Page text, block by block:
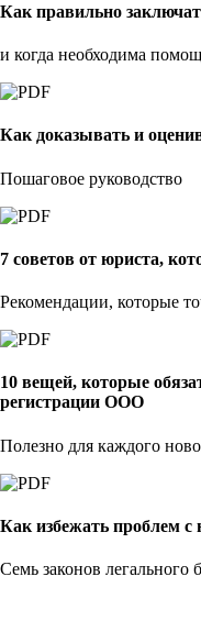
Как правильно
и когда необходима
Как доказывать и
Пошаговое руководство
7 советов от юриста,
Рекомендации, которые
10 вещей, которые
регистрации ООО
Полезно для каждого
Как избежать проблем с
Семь законов легального